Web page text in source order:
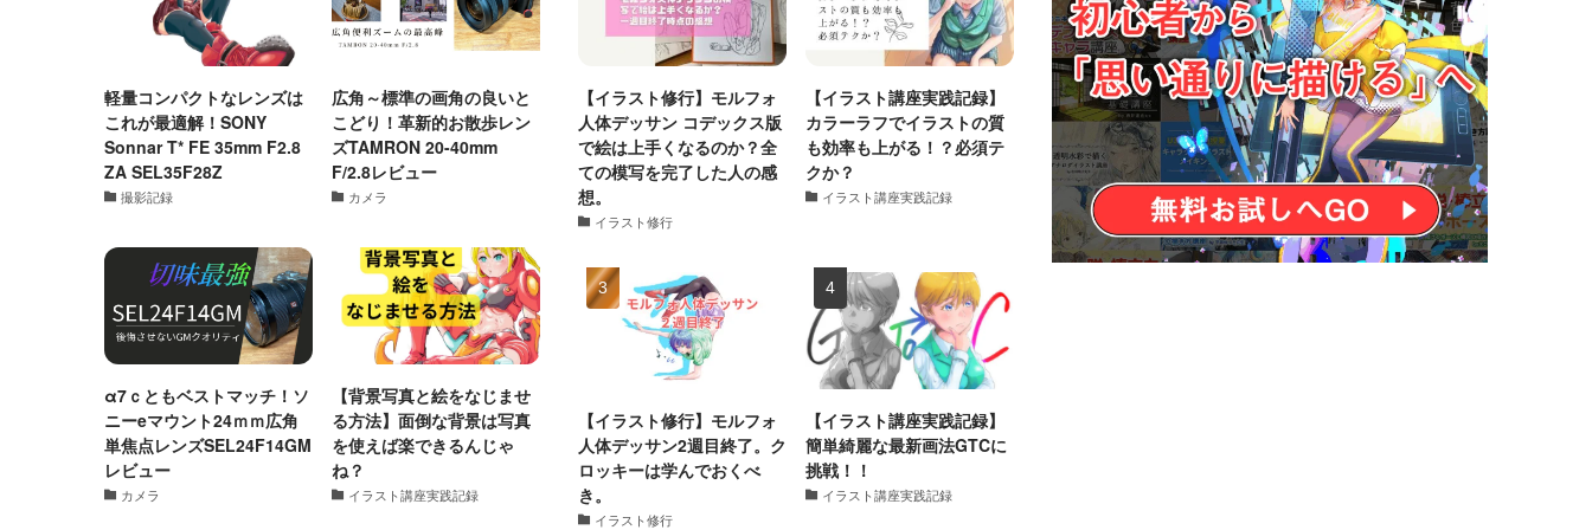
軽量コンパクトなレンズは
これが最適解！SONY
Sonnar T* FE 35mm F2.8
ZA SEL35F28Z
撮影記録
広角～標準の画角の良いと
こどり！革新的お散歩レン
ズTAMRON 20-40mm
F/2.8レビュー
カメラ
α7ｃともベストマッチ！ソ
ニーeマウント24ｍｍ広角
単焦点レンズSEL24F14GM
レビュー
カメラ
【背景写真と絵をなじませ
る方法】面倒な背景は写真
を使えば楽できるんじゃ
ね？
イラスト講座実践記録
【イラスト修行】モルフォ
人体デッサン コデックス版
で絵は上手くなるのか？全
ての模写を完了した人の感
想。
イラスト修行
【イラスト講座実践記録】
カラーラフでイラストの質
も効率も上がる！？必須テ
クか？
イラスト講座実践記録
【イラスト修行】モルフォ
人体デッサン2週目終了。ク
ロッキーは学んでおくべ
き。
イラスト修行
【イラスト講座実践記録】
簡単綺麗な最新画法GTCに
挑戦！！
イラスト講座実践記録